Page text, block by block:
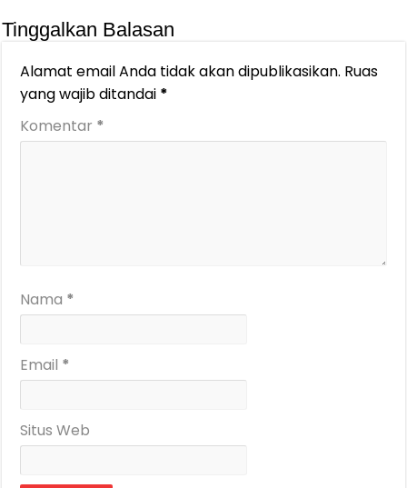
Tinggalkan Balasan
Alamat email Anda tidak akan dipublikasikan. Ruas
yang wajib ditandai *
Komentar *
Nama *
Email *
Situs Web